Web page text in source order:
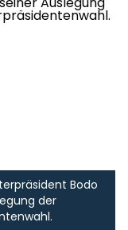
Bodo
der